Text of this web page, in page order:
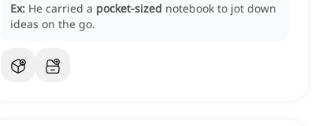
Ex: He carried a pocket-sized notebook to jot down
ideas on the go.